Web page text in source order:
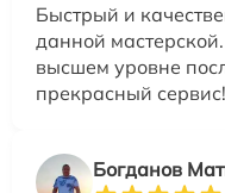
Быстрый и
данной
высшем уровне
прекрасный сервис!
Богданов